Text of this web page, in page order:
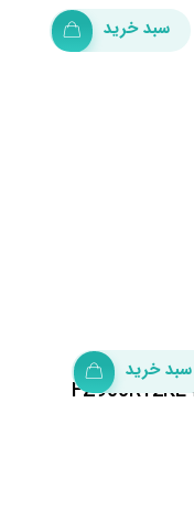
سبد خرید
سبد خرید